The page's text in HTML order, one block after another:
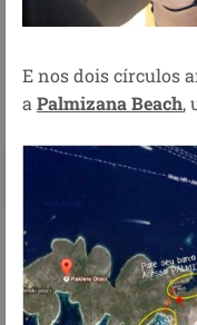
E nos dois círculos
a Palmizana Beach,